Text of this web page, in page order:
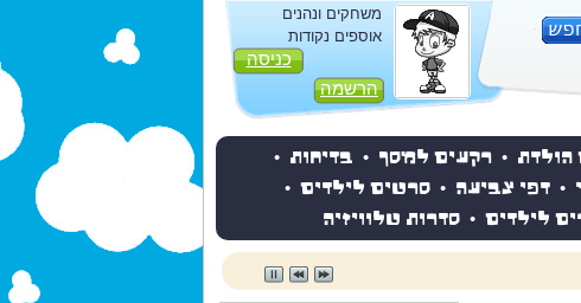
משחקים ונהנים
אוספים נקודות
כניסה
הרשמה
הולדת • רקעים למסך • בדיחות •
• דפי צביעה • סרטים לילדים •
לילדים • סדרות טלוויזיה